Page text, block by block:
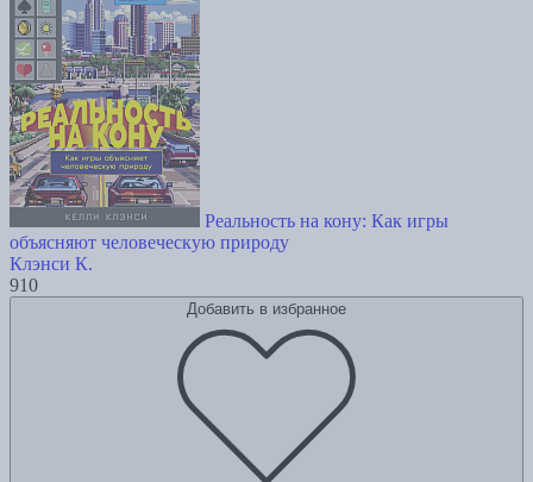
Реальность на кону: Как игры
объясняют человеческую природу
Клэнси К.
910
Добавить в избранное